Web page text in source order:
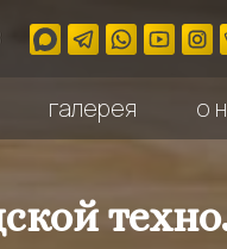
галерея о